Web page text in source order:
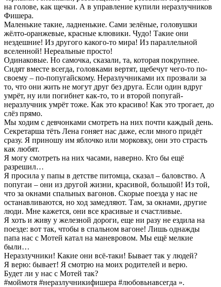
на голове, как щечки. А в управление купили неразлучников
Фишера.
Маленькие такие, ладненькие. Сами зелёные, головушки
жёлто-оранжевые, красные клювики. Чудо! Такие они
нездешние! Из другого какого-то мира! Из параллельной
вселенной! Нереальные просто!
Одинаковые. Но самочка, сказали, та, которая покрупнее.
Сидят вместе всегда, головками вертят, щебечут чего-то по-
своему – по-попугайскому. Неразлучниками их прозвали за
то, что они жить не могут друг без друга. Если один вдруг
умрёт, ну или погибнет как-то, то и второй попугай-
неразлучник умрёт тоже. Как это красиво! Как это трогает, до
слёз прямо.
Мы ходим с девчонками смотреть на них почти каждый день.
Секретарша тёть Лена гоняет нас даже, если много придёт
сразу. Я приношу им яблочко или морковку, они это страсть
как любят.
Я могу смотреть на них часами, наверно. Кто бы ещё
разрешил…
Я просила у папы в детстве питомца, сказал – баловство. А
попугаи – они из другой жизни, красивой, большой! Из той,
что за окнами спальных вагонов. Скорые поезда у нас не
останавливаются, но ход замедляют. Там, за окнами, другие
люди. Мне кажется, они все красивые и счастливые.
Я хоть и живу у железной дороги, еще ни разу не ездила на
поезде: вот так, чтобы в спальном вагоне! Лишь однажды
папа нас с Мотей катал на маневровом. Мы ещё мелкие
были…
Неразлучники! Какие они всё-таки! Бывает так у людей?
Я верю: бывает! Я смотрю на моих родителей и верю.
Будет ли у нас с Мотей так?
#моймотя #неразлучникифишера #любовьнавсегда ».